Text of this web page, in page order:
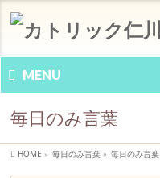
MENU
毎日のみ言葉
HOME » 毎日のみ言葉 » 毎日のみ言葉